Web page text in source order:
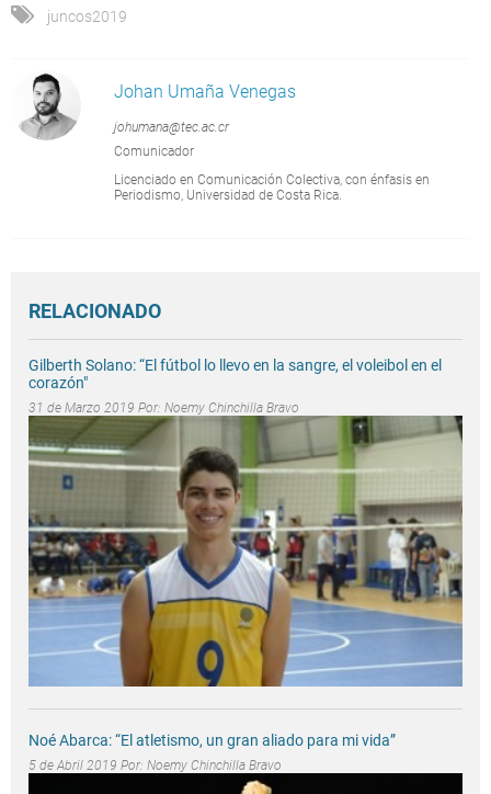
juncos2019
Johan Umaña Venegas
johumana@tec.ac.cr
Comunicador
Licenciado en Comunicación Colectiva, con énfasis en
Periodismo, Universidad de Costa Rica.
RELACIONADO
Gilberth Solano: “El fútbol lo llevo en la sangre, el voleibol en el
corazón"
31 de Marzo 2019 Por: Noemy Chinchilla Bravo
Noé Abarca: “El atletismo, un gran aliado para mi vida”
5 de Abril 2019 Por: Noemy Chinchilla Bravo